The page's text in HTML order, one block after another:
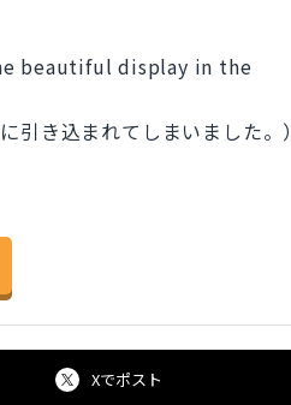
beautiful display in the
引き込まれてしまいました。）
Xでポスト